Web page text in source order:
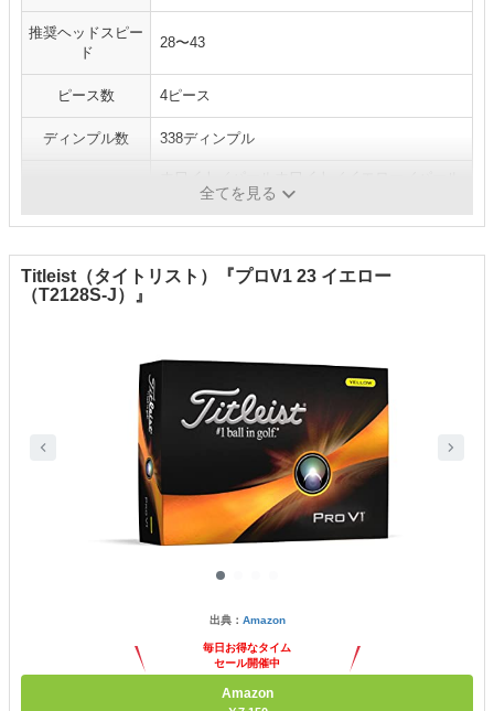
推奨ヘッドスピー
ド
28〜43
ピース数 4ピース
ディンプル数 338ディンプル
グリーン／パールピンク
全てを見る
Titleist（タイトリスト）『プロV1 23 イエロー
（T2128S-J）』
出典： Amazon
毎日お得なタイム
セール開催中
Amazon